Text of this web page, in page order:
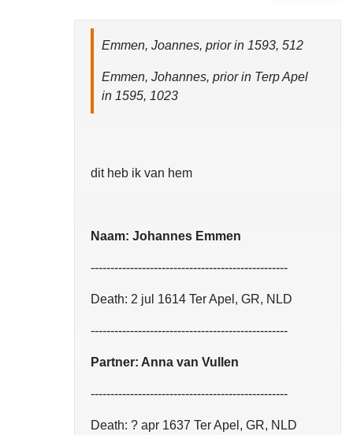
Emmen, Joannes, prior in 1593, 512
Emmen, Johannes, prior in Terp Apel
in 1595, 1023
dit heb ik van hem
Naam: Johannes Emmen
--------------------------------------------------
Death: 2 jul 1614 Ter Apel, GR, NLD
--------------------------------------------------
Partner: Anna van Vullen
--------------------------------------------------
Death: ? apr 1637 Ter Apel, GR, NLD